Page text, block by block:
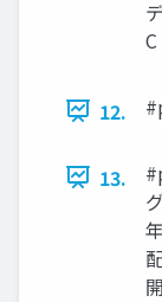
12.
13.